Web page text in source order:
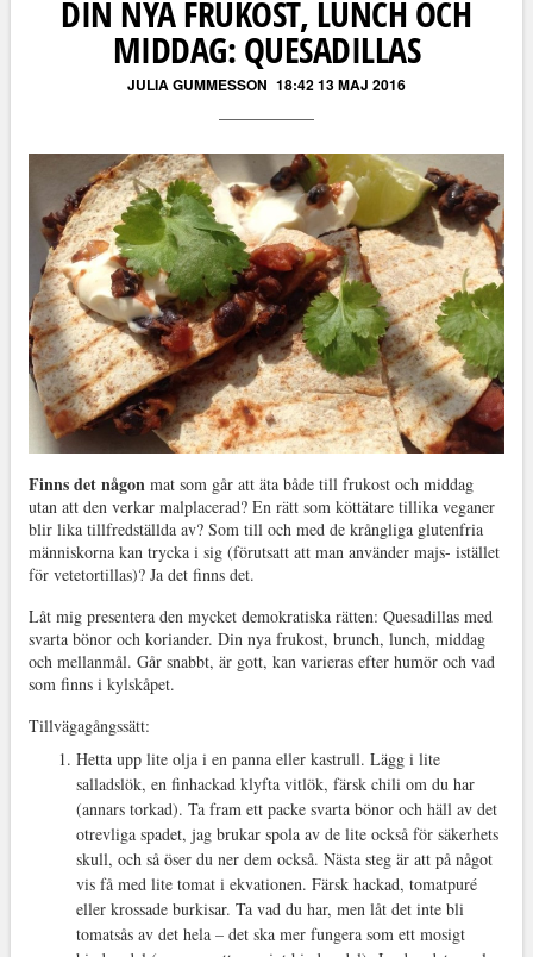
DIN NYA FRUKOST, LUNCH OCH
MIDDAG: QUESADILLAS
JULIA GUMMESSON 18:42 13 MAJ 2016
Finns det någon mat som går att äta både till frukost och middag
utan att den verkar malplacerad? En rätt som köttätare tillika veganer
blir lika tillfredställda av? Som till och med de krångliga glutenfria
människorna kan trycka i sig (förutsatt att man använder majs- istället
för vetetortillas)? Ja det finns det.
Låt mig presentera den mycket demokratiska rätten: Quesadillas med
svarta bönor och koriander. Din nya frukost, brunch, lunch, middag
och mellanmål. Går snabbt, är gott, kan varieras efter humör och vad
som finns i kylskåpet.
Tillvägagångssätt:
Hetta upp lite olja i en panna eller kastrull. Lägg i lite
salladslök, en finhackad klyfta vitlök, färsk chili om du har
(annars torkad). Ta fram ett packe svarta bönor och häll av det
otrevliga spadet, jag brukar spola av de lite också för säkerhets
skull, och så öser du ner dem också. Nästa steg är att på något
vis få med lite tomat i ekvationen. Färsk hackad, tomatpuré
eller krossade burkisar. Ta vad du har, men låt det inte bli
tomatsås av det hela – det ska mer fungera som ett mosigt